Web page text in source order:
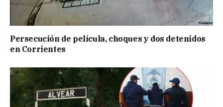
Persecución de película, choques y dos detenidos
en Corrientes